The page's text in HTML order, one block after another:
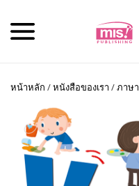
หน้าหลัก /หนังสือของเรา /ภาษ